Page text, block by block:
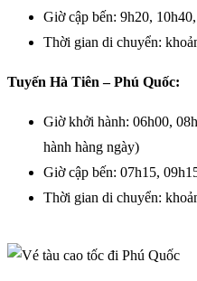
Giờ cập bến: 9h20,
Thời gian di chuyển:
Tuyến Hà Tiên – Phú Quốc:
Giờ khởi hành: 06h00,
hành hàng ngày)
Giờ cập bến: 07h15,
Thời gian di chuyển: